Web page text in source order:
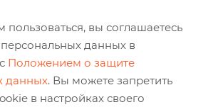
г. Белгород,
вы соглашаетесь
данных в
Положением о защите
данных. Вы можете запретить
в настройках своего